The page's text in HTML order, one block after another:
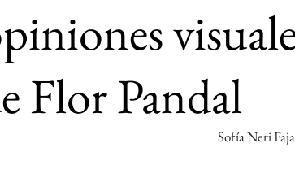
Flor Pandal
Sofía Neri